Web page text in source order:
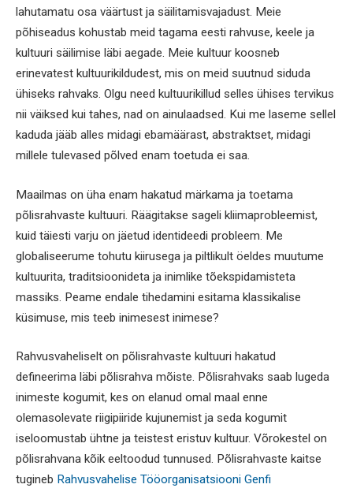
lahutamatu osa väärtust ja säilitamisvajadust. Meie
põhiseadus kohustab meid tagama eesti rahvuse, keele ja
kultuuri säilimise läbi aegade. Meie kultuur koosneb
erinevatest kultuurikildudest, mis on meid suutnud siduda
ühiseks rahvaks. Olgu need kultuurikillud selles ühises tervikus
nii väiksed kui tahes, nad on ainulaadsed. Kui me laseme sellel
kaduda jääb alles midagi ebamäärast, abstraktset, midagi
millele tulevased põlved enam toetuda ei saa.
Maailmas on üha enam hakatud märkama ja toetama
põlisrahvaste kultuuri. Räägitakse sageli kliimaprobleemist,
kuid täiesti varju on jäetud identideedi probleem. Me
globaliseerume tohutu kiirusega ja piltlikult öeldes muutume
kultuurita, traditsioonideta ja inimlike tõekspidamisteta
massiks. Peame endale tihedamini esitama klassikalise
küsimuse, mis teeb inimesest inimese?
Rahvusvaheliselt on põlisrahvaste kultuuri hakatud
defineerima läbi põlisrahva mõiste. Põlisrahvaks saab lugeda
inimeste kogumit, kes on elanud omal maal enne
olemasolevate riigipiiride kujunemist ja seda kogumit
iseloomustab ühtne ja teistest eristuv kultuur. Võrokestel on
põlisrahvana kõik eeltoodud tunnused. Põlisrahvaste kaitse
tugineb Rahvusvahelise Tööorganisatsiooni Genfi